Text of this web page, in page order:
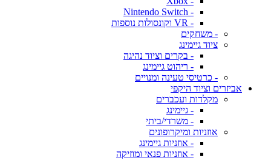
- Nintendo Switch
- VR וקונסולות נוספות
- משחקים
ציוד גיימינג
- בקרים וציוד נהיגה
- ריהוט גיימינג
- כרטיסי טעינה ומנויים
אביזרים וציוד היקפי
מקלדות ועכברים
- גיימינג
- משרדי/ביתי
אוזניות ומיקרופונים
- אוזניות גיימינג
- אוזניות פנאי ומוזיקה